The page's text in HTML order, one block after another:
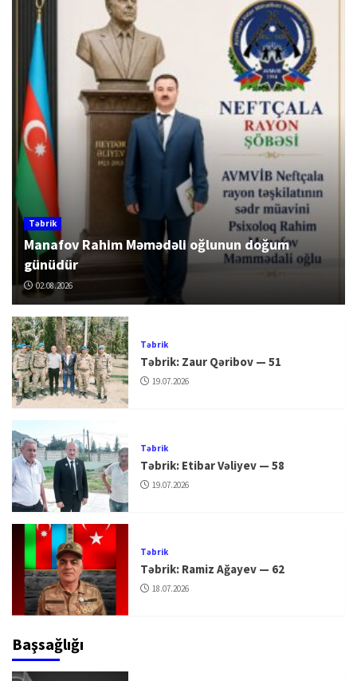
Təbrik
Manafov Rahim Məmədəli oğlunun doğum
günüdür
02.08.2026
Təbrik
Təbrik: Zaur Qəribov — 51
19.07.2026
Təbrik
Təbrik: Etibar Vəliyev — 58
19.07.2026
Təbrik
Təbrik: Ramiz Ağayev — 62
18.07.2026
Başsağlığı